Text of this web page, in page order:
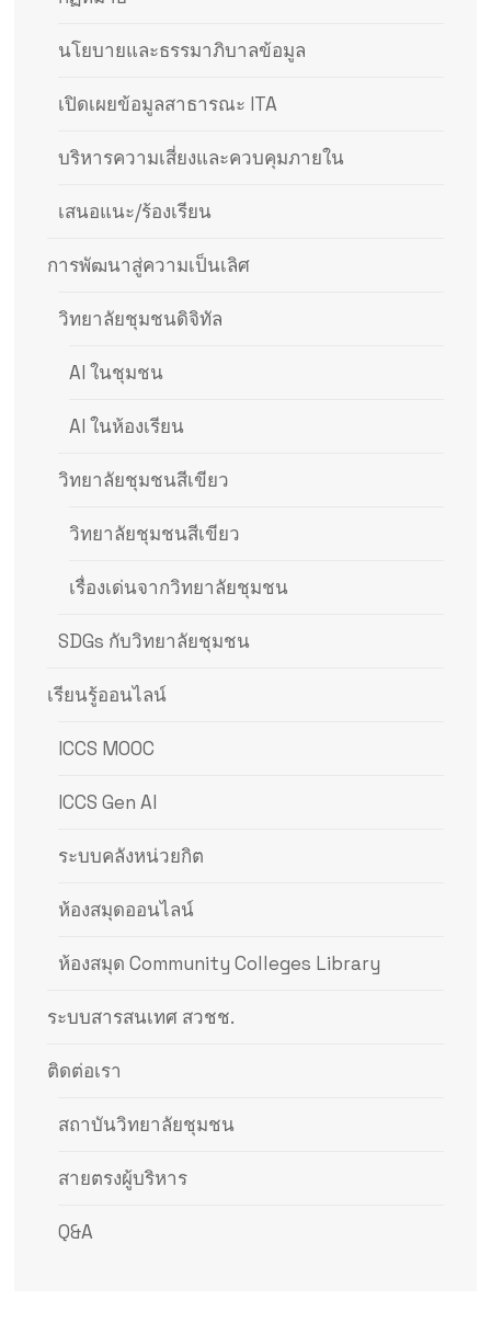
นโยบายและธรรมาภิบาลข้อมูล
เปิดเผยข้อมูลสาธารณะ ITA
บริหารความเสี่ยงและควบคุมภายใน
เสนอแนะ/ร้องเรียน
การพัฒนาสู่ความเป็นเลิศ
วิทยาลัยชุมชนดิจิทัล
AI ในชุมชน
AI ในห้องเรียน
วิทยาลัยชุมชนสีเขียว
วิทยาลัยชุมชนสีเขียว
เรื่องเด่นจากวิทยาลัยชุมชน
SDGs กับวิทยาลัยชุมชน
เรียนรู้ออนไลน์
ICCS MOOC
ICCS Gen AI
ระบบคลังหน่วยกิต
ห้องสมุดออนไลน์
ห้องสมุด Community Colleges Library
ระบบสารสนเทศ สวชช.
ติดต่อเรา
สถาบันวิทยาลัยชุมชน
สายตรงผู้บริหาร
Q&A